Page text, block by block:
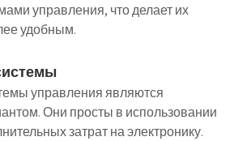
управления, что делает их
удобным.
управления являются
Они просты в использовании
затрат на электронику.